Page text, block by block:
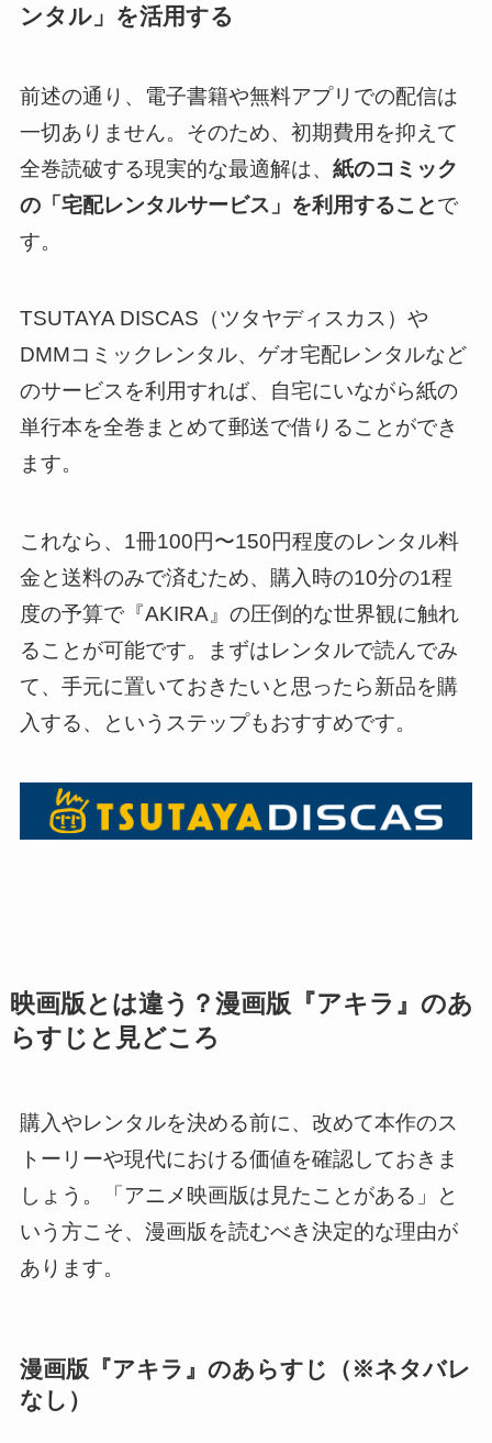
ンタル」を活用する
前述の通り、電子書籍や無料アプリでの配信は
一切ありません。そのため、初期費用を抑えて
全巻読破する現実的な最適解は、 紙のコミック
の「宅配レンタルサービス」を利用することで
す。
TSUTAYA DISCAS（ツタヤディスカス）や
DMMコミックレンタル、ゲオ宅配レンタルなど
のサービスを利用すれば、自宅にいながら紙の
単行本を全巻まとめて郵送で借りることができ
ます。
これなら、1冊100円〜150円程度のレンタル料
金と送料のみで済むため、購入時の10分の1程
度の予算で『AKIRA』の圧倒的な世界観に触れ
ることが可能です。まずはレンタルで読んでみ
て、手元に置いておきたいと思ったら新品を購
入する、というステップもおすすめです。
映画版とは違う？漫画版『アキラ』のあ
らすじと見どころ
購入やレンタルを決める前に、改めて本作のス
トーリーや現代における価値を確認しておきま
しょう。「アニメ映画版は見たことがある」と
いう方こそ、漫画版を読むべき決定的な理由が
あります。
漫画版『アキラ』のあらすじ（※ネタバレ
なし）